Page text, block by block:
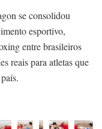
se consolidou
esportivo,
entre brasileiros
reais para atletas que